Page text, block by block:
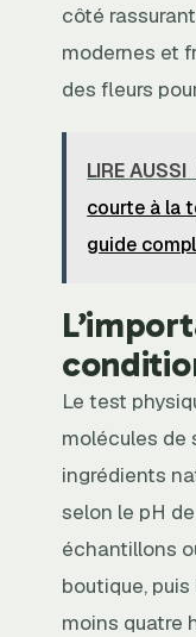
côté
modernes et
des fleurs
LIRE AUSSI
courte à la
guide
Le test
molécules de
ingrédients
selon le pH
échantillons
boutique,
moins quatre